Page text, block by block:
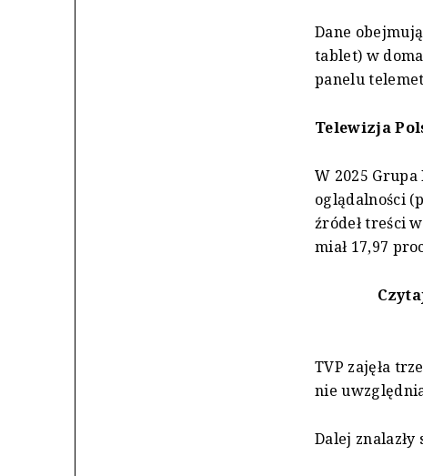
Dane
tablet) w
panelu
Telewizja
W 2025 Grupa
oglądalności
źródeł treści
miał 17,97
TVP zajęła
nie
Dalej znalazły